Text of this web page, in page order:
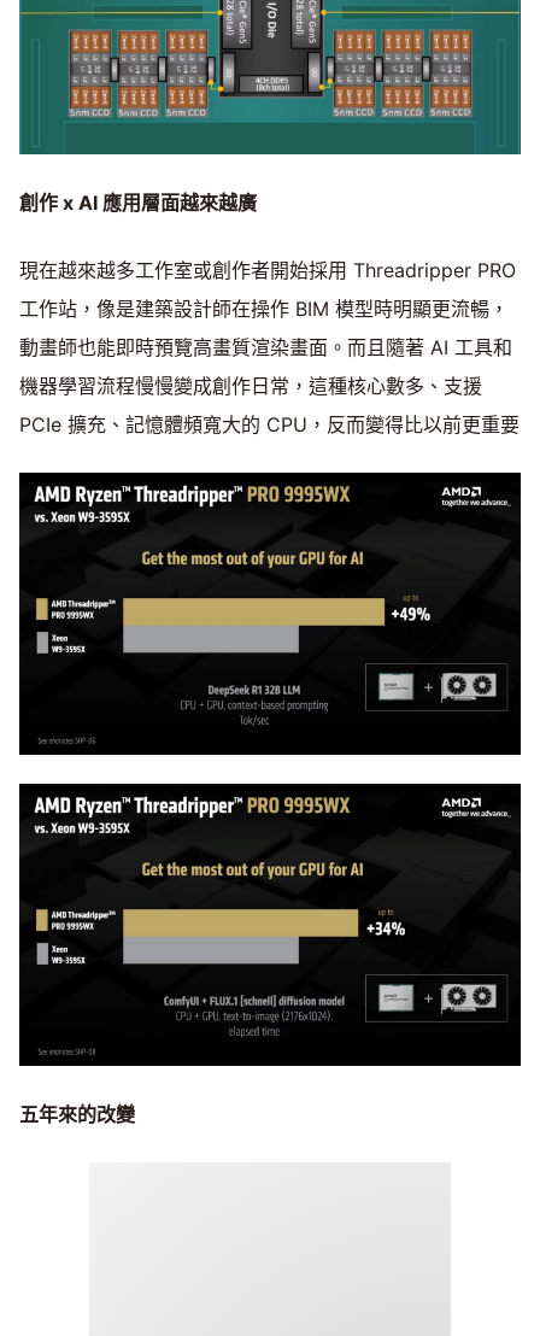
創作 x AI 應用層面越來越廣
現在越來越多工作室或創作者開始採用 Threadripper PRO
工作站，像是建築設計師在操作 BIM 模型時明顯更流暢，
動畫師也能即時預覽高畫質渲染畫面。而且隨著 AI 工具和
機器學習流程慢慢變成創作日常，這種核心數多、支援
PCIe 擴充、記憶體頻寬大的 CPU，反而變得比以前更重要
五年來的改變